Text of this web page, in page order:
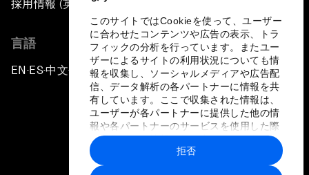
このサイトではCookieを使って、ユーザー
に合わせたコンテンツや広告の表示、トラ
フィックの分析を行っています。またユー
ザーによるサイトの利用状況についても情
報を収集し、ソーシャルメディアや広告配
信、データ解析の各パートナーに情報を共
有しています。ここで収集された情報は、
ユーザーが各パートナーに提供した他の情
報や各パートナーのサービスを使用した際
に収集された情報と組み合わされ、各パー
トナーによって使用されることがありま
す。
拒否
採用情報 (英語のみ)
言語
EN ▪ES▪中文▪ 日本語
プライバシーポリシーと利用規約